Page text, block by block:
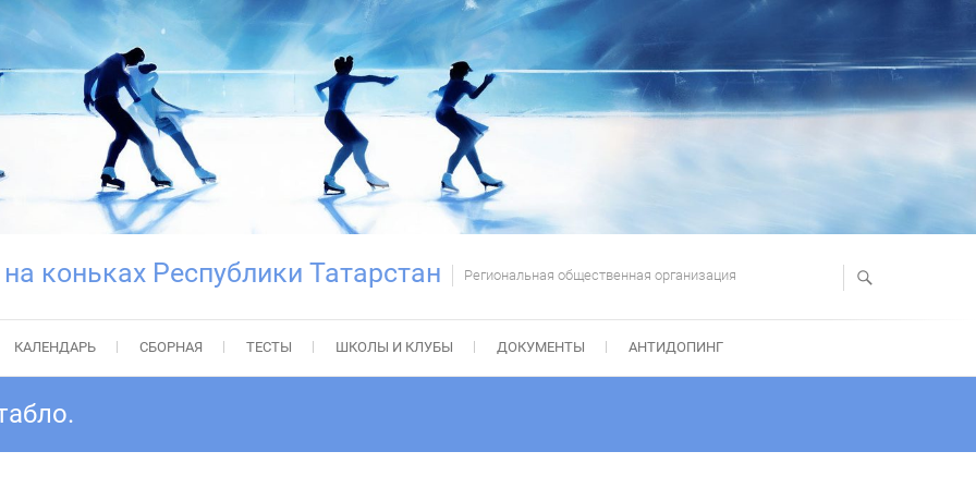
коньках Республики Татарстан Региональная общественная организация
КАЛЕНДАРЬ СБОРНАЯ ТЕСТЫ ШКОЛЫ И КЛУБЫ ДОКУМЕНТЫ АНТИДОПИНГ